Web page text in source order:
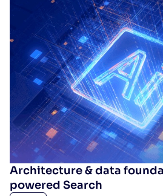
Architecture & data
powered Search